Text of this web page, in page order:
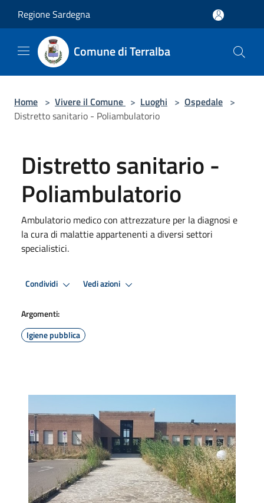
Regione Sardegna
Comune di Terralba
Home > Vivere il Comune > Luoghi > Ospedale >
Distretto sanitario - Poliambulatorio
Distretto sanitario -
Poliambulatorio
Ambulatorio medico con attrezzature per la diagnosi e
la cura di malattie appartenenti a diversi settori
specialistici.
Condividi Vedi azioni
Argomenti:
Igiene pubblica